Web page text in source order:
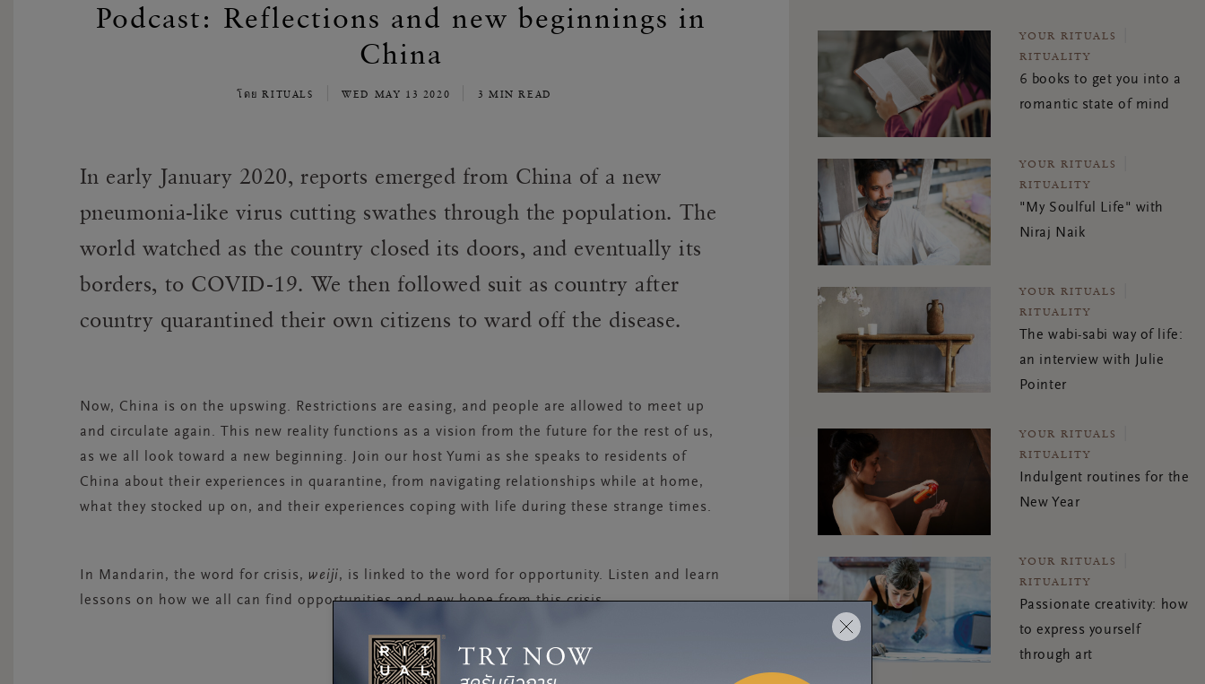
Podcast: Reflections and new beginnings in
China
โดย RITUALS WED MAY 13 2020 3 MIN READ
In early January 2020, reports emerged from China of a new
pneumonia-like virus cutting swathes through the population. The
world watched as the country closed its doors, and eventually its
borders, to COVID-19. We then followed suit as country after
country quarantined their own citizens to ward off the disease.
Now, China is on the upswing. Restrictions are easing, and people are allowed to meet up
and circulate again. This new reality functions as a vision from the future for the rest of us,
as we all look toward a new beginning. Join our host Yumi as she speaks to residents of
China about their experiences in quarantine, from navigating relationships while at home,
what they stocked up on, and their experiences coping with life during these strange times.
In Mandarin, the word for crisis, weiji, is linked to the word for opportunity. Listen and learn
lessons on how we all can find opportunities and new hope from this crisis.
YOUR RITUALS
RITUALITY
6 books to get you into a
romantic state of mind
YOUR RITUALS
RITUALITY
"My Soulful Life" with
Niraj Naik
YOUR RITUALS
RITUALITY
The wabi-sabi way of life:
an interview with Julie
Pointer
YOUR RITUALS
RITUALITY
Indulgent routines for the
New Year
YOUR RITUALS
RITUALITY
Passionate creativity: how
to express yourself
through art